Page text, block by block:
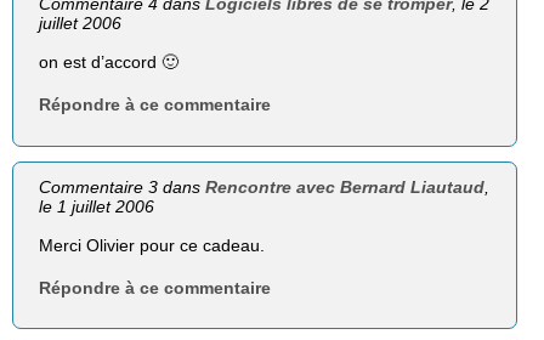
Commentaire 4 dansLogiciels libres de se tromper, le 2
juillet 2006
on est d’accord 🙂
Répondre à ce commentaire
Commentaire 3 dansRencontre avec Bernard Liautaud
le 1 juillet 2006
Merci Olivier pour ce cadeau.
Répondre à ce commentaire